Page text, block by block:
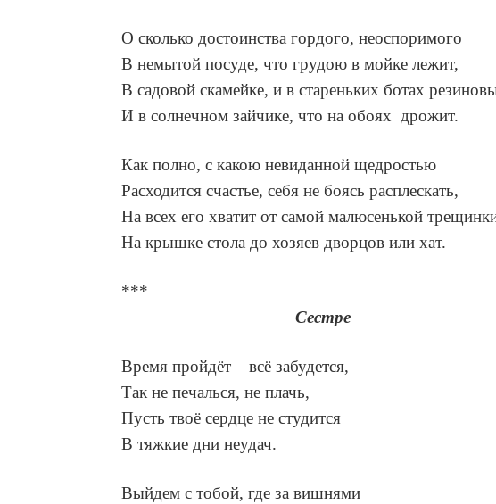
О сколько достоинства гордого, неоспоримого
В немытой посуде, что грудою в мойке лежит,
В садовой скамейке, и в стареньких ботах
И в солнечном зайчике, что на обоях дрожит.
Как полно, с какою невиданной щедростью
Расходится счастье, себя не боясь расплескать,
На всех его хватит от самой малюсенькой
На крышке стола до хозяев дворцов или хат.
***
Сестре
Время пройдёт – всё забудется,
Так не печалься, не плачь,
Пусть твоё сердце не студится
В тяжкие дни неудач.
Выйдем с тобой, где за вишнями